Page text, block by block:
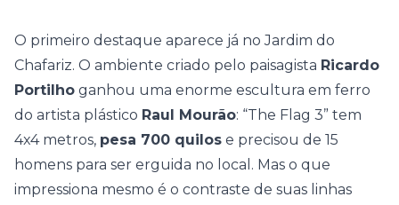
O primeiro destaque aparece já noJardim do
Chafariz. O ambiente criado pelo paisagista Ricardo
Portilho ganhou uma enorme escultura em ferro
do artista plástico Raul Mourão: “The Flag 3” tem
4x4 metros, pesa 700 quilos e precisou de 15
homens para ser erguida no local. Mas o que
impressiona mesmo é o contraste de suas linhas